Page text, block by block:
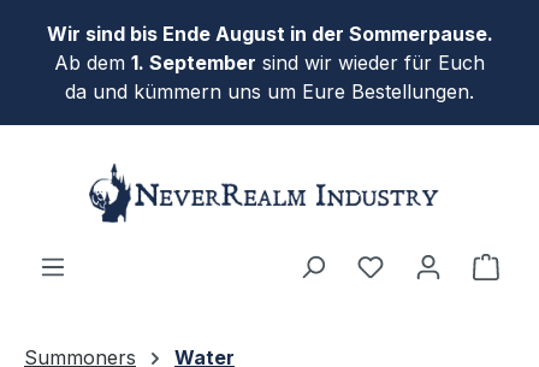
Skip to main content
Wir sind bis Ende August in der Sommerpause.
Ab dem 1. September sind wir wieder für Euch
da und kümmern uns um Eure Bestellungen.
Summoners Water